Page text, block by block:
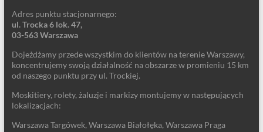
Adres punktu stacjonarnego:
ul. Trocka 6 lok. 47,
03-563 Warszawa
Dojeżdżamy przede wszystkim do klientów na terenie Warszawy,
koncentrujemy swoją działalność na obszarze w promieniu 15 km
od naszego punktu przy ul. Trockiej.
Moskitiery, rolety, żaluzje i markizy montujemy w następujących
lokalizacjach:
Warszawa Targówek, Warszawa Białołęka, Warszawa Praga